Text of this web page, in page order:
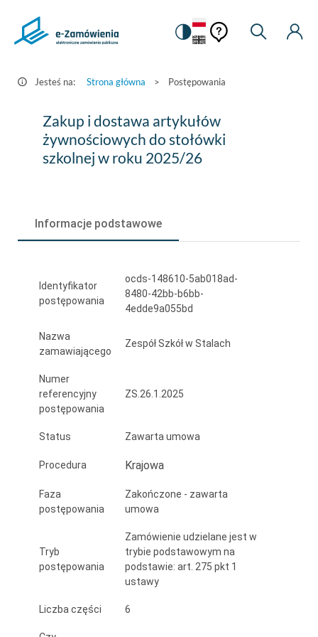
Postępowania
Zamówienia.gov.pl
Zmiana
na
kontrastową
Pomoc
kontekstowa
Pomoc
Moje
Jesteś na: Strona główna > Postępowania
Zakup
dostawa
do
szkolnej
roku
2025/26
Zakup i dostawa artykułów
żywnościowych do stołówki
szkolnej w roku 2025/26
Informacje podstawowe
Identyfikator
postępowania
ocds-148610-5ab018ad-
8480-42bb-b6bb-
4edde9a055bd
Nazwa
zamawiającego
Zespół Szkół w Stalach
Numer
referencyjny
postępowania
ZS.26.1.2025
Status Zawarta umowa
Procedura Krajowa
Faza
postępowania
Zakończone - zawarta
umowa
Tryb
postępowania
Zamówienie udzielane jest w
trybie podstawowym na
podstawie: art. 275 pkt 1
ustawy
Liczba części 6